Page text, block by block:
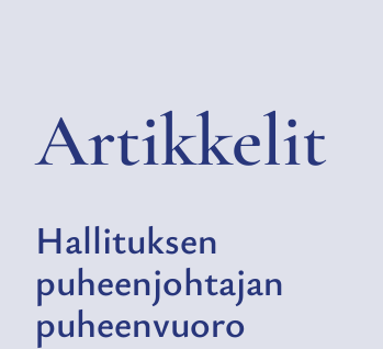
Artikkelit
Hallituksen
puheenjohtajan
puheenvuoro